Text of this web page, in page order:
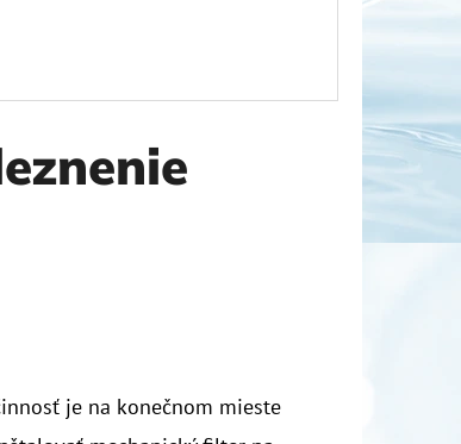
je na konečnom mieste